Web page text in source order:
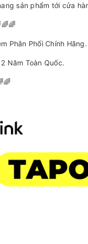
sản phẩm tới cửa
Phân Phối Chính Hãng.
Năm Toàn Quốc.